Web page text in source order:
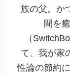
族の父。か
間を
（
て、我が家
性論の節約